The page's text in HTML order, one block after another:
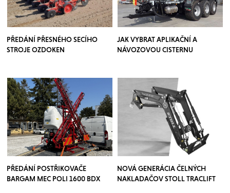
PŘEDÁNÍ PŘESNÉHO SECÍHO
STROJE OZDOKEN
JAK VYBRAT APLIKAČNÍ A
NÁVOZOVOU CISTERNU
PŘEDÁNÍ POSTŘIKOVAČE
BARGAM MEC POLI 1600 BDX
NOVÁ GENERÁCIA ČELNÝCH
NAKLADAČOV STOLL TRACLIFT